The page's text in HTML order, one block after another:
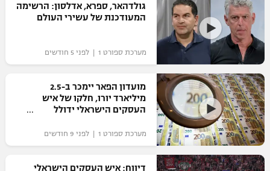
כדורגל ישראלי
ליגת העל
גביע הטוטו
ליגיונרים
גביע המדינה
כדורגל עולמי
ליגת האלופות
ליגה אירופית
ליגה אנגלית
כדורסל ישראלי
ליגת ווינר סל
ליגה לאומית
כדורסל עולמי
NBA
גולדהאר, ספרא, אדלסון: הרשימה
המעודכנת של עשירי העולם
מערכת ספורט 1 | לפני 5 חודשים
מועדון הפאר יימכר ב-2.5
מיליארד יורו, חלקו של איש
העסקים הישראלי ידולל
מערכת ספורט 1 | לפני 9 חודשים
דיווח: איש העסקים הישראלי